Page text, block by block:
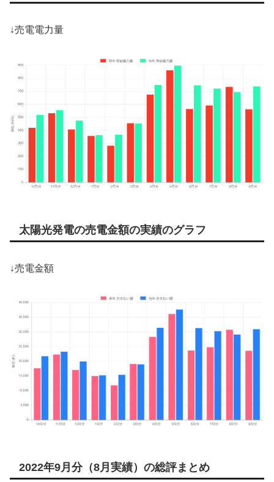
↓売電電力量
太陽光発電の売電金額の実績のグラフ
↓売電金額
2022年9月分（8月実績）の総評まとめ